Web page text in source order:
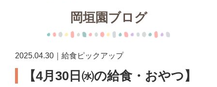
岡垣園ブログ
2025.04.30｜給食ピックアップ
【4月30日㈬の給食・おやつ】